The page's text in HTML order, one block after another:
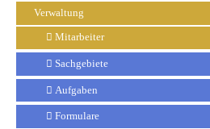
Verwaltung
Mitarbeiter
Sachgebiete
Aufgaben
Formulare